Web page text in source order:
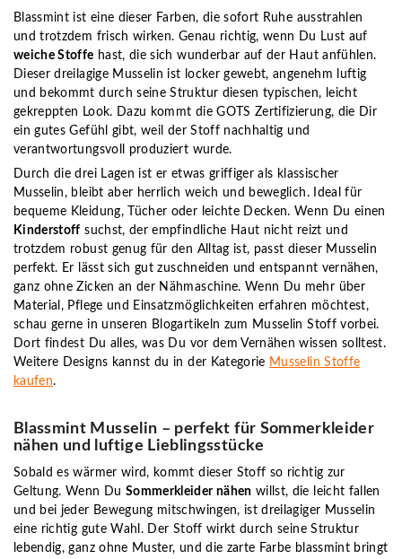
Blassmint ist eine dieser Farben, die sofort Ruhe ausstrahlen
und trotzdem frisch wirken. Genau richtig, wenn Du Lust auf
weiche Stoffe hast, die sich wunderbar auf der Haut anfühlen.
Dieser dreilagige Musselin ist locker gewebt, angenehm luftig
und bekommt durch seine Struktur diesen typischen, leicht
gekreppten Look. Dazu kommt die GOTS Zertifizierung, die Dir
ein gutes Gefühl gibt, weil der Stoff nachhaltig und
verantwortungsvoll produziert wurde.
Durch die drei Lagen ist er etwas griffiger als klassischer
Musselin, bleibt aber herrlich weich und beweglich. Ideal für
bequeme Kleidung, Tücher oder leichte Decken. Wenn Du einen
Kinderstoff suchst, der empfindliche Haut nicht reizt und
trotzdem robust genug für den Alltag ist, passt dieser Musselin
perfekt. Er lässt sich gut zuschneiden und entspannt vernähen,
ganz ohne Zicken an der Nähmaschine. Wenn Du mehr über
Material, Pflege und Einsatzmöglichkeiten erfahren möchtest,
schau gerne in unseren Blogartikeln zum Musselin Stoff vorbei.
Dort findest Du alles, was Du vor dem Vernähen wissen solltest.
Weitere Designs kannst du in der Kategorie Musselin Stoffe
kaufen.
Blassmint Musselin – perfekt für Sommerkleider
nähen und luftige Lieblingsstücke
Sobald es wärmer wird, kommt dieser Stoff so richtig zur
Geltung. Wenn Du Sommerkleider nähen willst, die leicht fallen
und bei jeder Bewegung mitschwingen, ist dreilagiger Musselin
eine richtig gute Wahl. Der Stoff wirkt durch seine Struktur
lebendig, ganz ohne Muster, und die zarte Farbe blassmint bringt